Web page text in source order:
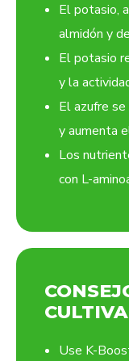
El potasio,
almidón y
El potasio
y la
El azufre
y aumenta
Los
con L-
Use K-